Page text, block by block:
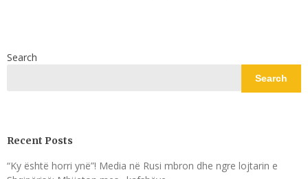
Search
Search
Recent Posts
“Ky është horri ynë”! Media në Rusi mbron dhe ngre lojtarin e